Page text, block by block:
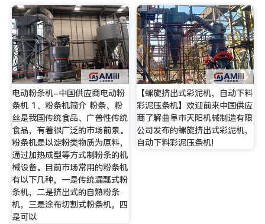
电动粉条机-中国供应商电动粉
条机 1、粉条机简介 粉条、粉
丝是我国传统食品、广普性传统
食品，有着很广泛的市场前景。
粉条机是以淀粉类物质为原料，
通过加热成型等方式制粉条的机
械设备。目前市场常用的粉条机
有以下几种，一是传统漏瓢式粉
条机，二是挤出式的自熟粉条
机，三是涂布切割式粉条机，四
是可以
【螺旋挤出式彩泥机，自动下料
彩泥压条机】欢迎前来中国供应
商了解曲阜市天阳机械制造有限
公司发布的螺旋挤出式彩泥机，
自动下料彩泥压条机!